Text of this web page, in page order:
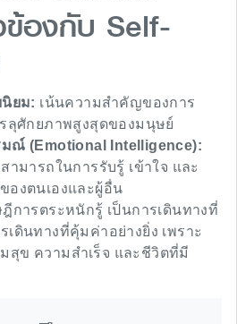
องกับ Self-
ยม: เน้นความสำคัญของการ
ลุศักยภาพสูงสุดของมนุษย์
ณ์ (Emotional Intelligence):
ามารถในการรับรู้ เข้าใจ และ
องตนเองและผู้อื่น
การตระหนักรู้ เป็นการเดินทางที่
ดินทางที่คุ้มค่าอย่างยิ่ง เพราะ
สุข ความสำเร็จ และชีวิตที่มี